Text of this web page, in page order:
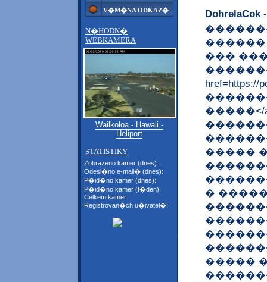
V�M�NA ODKAZ�
N�HODN�
WEBKAMERA
Wailkoloa - Hawaii -
Heliport
STATISTIKY
Zobrazeno kamer (dnes):
Odesl�no e-mail� (dnes):
P�id�no kamer (dnes):
P�id�no kamer (t�den):
Celkem kamer:
Registrovan�ch u�ivatel�:
DohrelaCok-
���
�����
�
�����